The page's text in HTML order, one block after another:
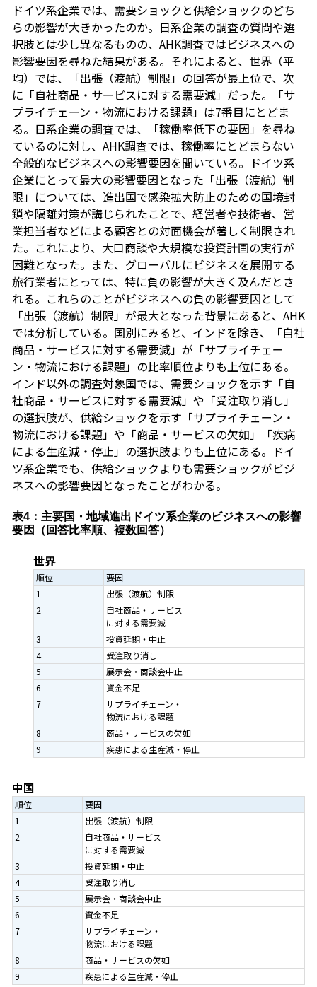
ドイツ系企業では、需要ショックと供給ショックのどち
らの影響が大きかったのか。日系企業の調査の質問や選
択肢とは少し異なるものの、AHK調査ではビジネスへの
影響要因を尋ねた結果がある。それによると、世界（平
均）では、「出張（渡航）制限」の回答が最上位で、次
に「自社商品・サービスに対する需要減」だった。「サ
プライチェーン・物流における課題」は7番目にとどま
る。日系企業の調査では、「稼働率低下の要因」を尋ね
ているのに対し、AHK調査では、稼働率にとどまらない
全般的なビジネスへの影響要因を聞いている。ドイツ系
企業にとって最大の影響要因となった「出張（渡航）制
限」については、進出国で感染拡大防止のための国境封
鎖や隔離対策が講じられたことで、経営者や技術者、営
業担当者などによる顧客との対面機会が著しく制限され
た。これにより、大口商談や大規模な投資計画の実行が
困難となった。また、グローバルにビジネスを展開する
旅行業者にとっては、特に負の影響が大きく及んだとさ
れる。これらのことがビジネスへの負の影響要因として
「出張（渡航）制限」が最大となった背景にあると、AHK
では分析している。国別にみると、インドを除き、「自社
商品・サービスに対する需要減」が「サプライチェー
ン・物流における課題」の比率順位よりも上位にある。
インド以外の調査対象国では、需要ショックを示す「自
社商品・サービスに対する需要減」や「受注取り消し」
の選択肢が、供給ショックを示す「サプライチェーン・
物流における課題」や「商品・サービスの欠如」「疾病
による生産減・停止」の選択肢よりも上位にある。ドイ
ツ系企業でも、供給ショックよりも需要ショックがビジ
ネスへの影響要因となったことがわかる。
表4：主要国・地域進出ドイツ系企業のビジネスへの影響
要因（回答比率順、複数回答）
世界
順位
要因
1
出張（渡航）制限
2
自社商品・サービス
に対する需要減
3
投資延期・中止
4
受注取り消し
5
展示会・商談会中止
6
資金不足
7
サプライチェーン・
物流における課題
8
商品・サービスの欠如
9
疾患による生産減・停止
中国
順位
要因
1
出張（渡航）制限
2
自社商品・サービス
に対する需要減
3
投資延期・中止
4
受注取り消し
5
展示会・商談会中止
6
資金不足
7
サプライチェーン・
物流における課題
8
商品・サービスの欠如
9
疾患による生産減・停止